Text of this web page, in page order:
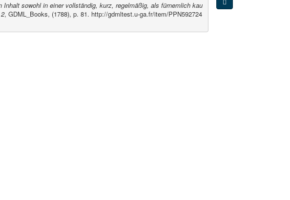
Inhalt sowohl in einer vollständig, kurz, regelmäßig, als fürnemlich kau
, GDML_Books, (1788), p. 81. http://gdmltest.u-ga.fr/item/PPN592724